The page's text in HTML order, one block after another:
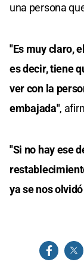
una persona
"Es muy claro,
es decir, tiene
ver con la
embajada",
"Si no hay ese
ya se nos